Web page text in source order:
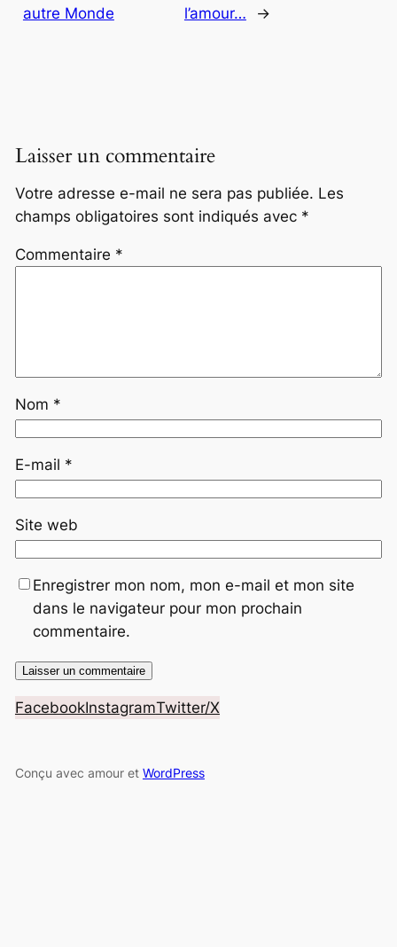
autre Monde
l’amour…
→
Laisser un commentaire
Votre adresse e-mail ne sera pas publiée. Les
champs obligatoires sont indiqués avec *
Commentaire *
Nom *
E-mail *
Site web
Enregistrer mon nom, mon e-mail et mon site
dans le navigateur pour mon prochain
commentaire.
FacebookInstagramTwitter/X
Conçu avec amour et WordPress